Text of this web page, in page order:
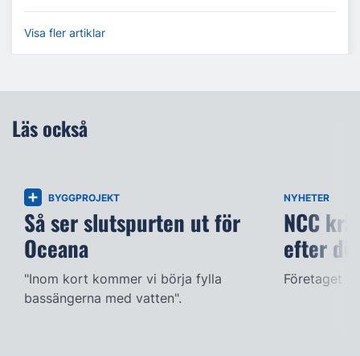
Visa fler artiklar
Läs också
BYGGPROJEKT
Så ser slutspurten ut för
Oceana
"Inom kort kommer vi börja fylla
bassängerna med vatten".
NYHETER
NCC
efter
Företaget